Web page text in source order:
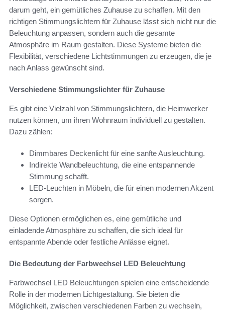
darum geht, ein gemütliches Zuhause zu schaffen. Mit den
richtigen Stimmungslichtern für Zuhause lässt sich nicht nur die
Beleuchtung anpassen, sondern auch die gesamte
Atmosphäre im Raum gestalten. Diese Systeme bieten die
Flexibilität, verschiedene Lichtstimmungen zu erzeugen, die je
nach Anlass gewünscht sind.
Verschiedene Stimmungslichter für Zuhause
Es gibt eine Vielzahl von Stimmungslichtern, die Heimwerker
nutzen können, um ihren Wohnraum individuell zu gestalten.
Dazu zählen:
Dimmbares Deckenlicht für eine sanfte Ausleuchtung.
Indirekte Wandbeleuchtung, die eine entspannende
Stimmung schafft.
LED-Leuchten in Möbeln, die für einen modernen Akzent
sorgen.
Diese Optionen ermöglichen es, eine gemütliche und
einladende Atmosphäre zu schaffen, die sich ideal für
entspannte Abende oder festliche Anlässe eignet.
Die Bedeutung der Farbwechsel LED Beleuchtung
Farbwechsel LED Beleuchtungen spielen eine entscheidende
Rolle in der modernen Lichtgestaltung. Sie bieten die
Möglichkeit, zwischen verschiedenen Farben zu wechseln,